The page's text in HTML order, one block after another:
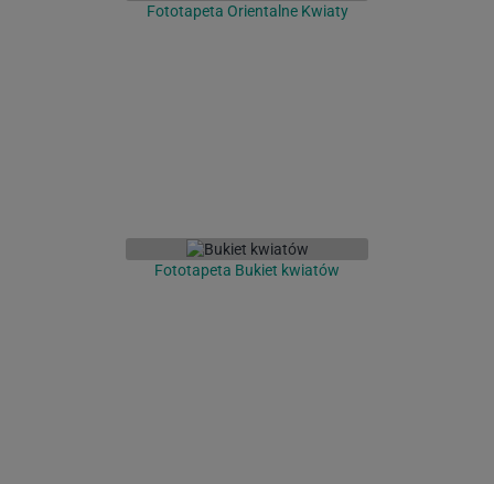
Fototapeta Orientalne Kwiaty
Fototapeta Bukiet kwiatów